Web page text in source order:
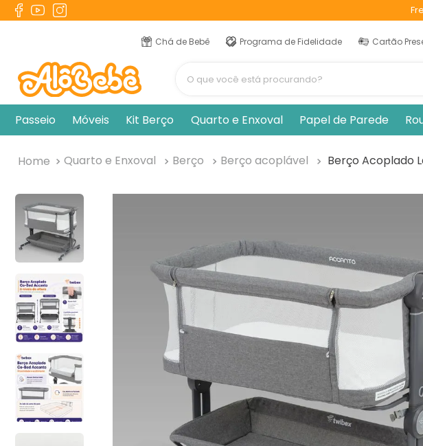
Chá de Bebê Programa de Fidelidade Cartão
Passeio Móveis Kit Berço Quarto e Enxoval Papel de Parede
Quarto e Enxoval Berço Berço acoplável Berço Acoplado
TERMOS MAIS BUSCADOS
naninha
3º
toalha banho
4º
pulla bulla
º
vestido
cobertor manta
trocador
10º banheira